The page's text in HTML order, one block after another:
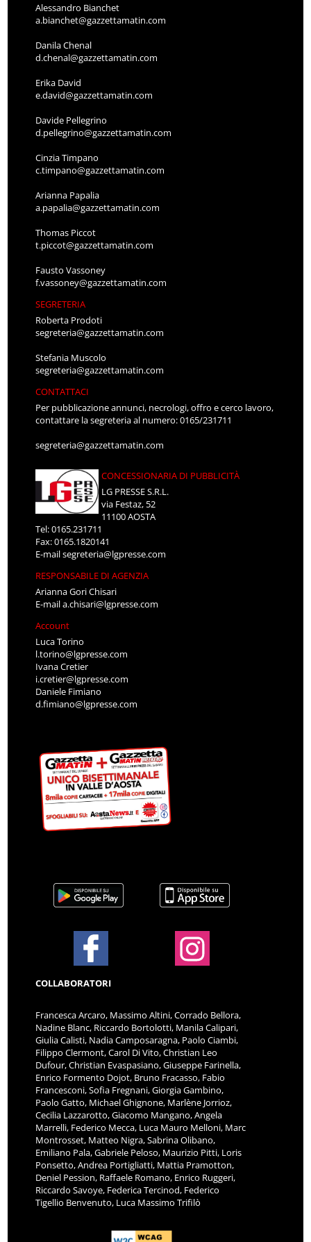
Alessandro Bianchet
a.bianchet@gazzettamatin.com
Danila Chenal
d.chenal@gazzettamatin.com
Erika David
e.david@gazzettamatin.com
Davide Pellegrino
d.pellegrino@gazzettamatin.com
Cinzia Timpano
c.timpano@gazzettamatin.com
Arianna Papalia
a.papalia@gazzettamatin.com
Thomas Piccot
t.piccot@gazzettamatin.com
Fausto Vassoney
f.vassoney@gazzettamatin.com
SEGRETERIA
Roberta Prodoti
segreteria@gazzettamatin.com
Stefania Muscolo
segreteria@gazzettamatin.com
CONTATTACI
Per pubblicazione annunci, necrologi, offro e cerco lavoro,
contattare la segreteria al numero: 0165/231711
segreteria@gazzettamatin.com
CONCESSIONARIA DI PUBBLICITÀ
LG PRESSE S.R.L.
via Festaz, 52
11100 AOSTA
Tel: 0165.231711
Fax: 0165.1820141
E-mailsegreteria@lgpresse.com
RESPONSABILE DI AGENZIA
Arianna Gori Chisari
E-maila.chisari@lgpresse.com
Account
Luca Torino
l.torino@lgpresse.com
Ivana Cretier
i.cretier@lgpresse.com
Daniele Fimiano
d.fimiano@lgpresse.com
COLLABORATORI
Francesca Arcaro, Massimo Altini, Corrado Bellora,
Nadine Blanc, Riccardo Bortolotti, Manila Calipari,
Giulia Calisti, Nadia Camposaragna, Paolo Ciambi,
Filippo Clermont, Carol Di Vito, Christian Leo
Dufour, Christian Evaspasiano, Giuseppe Farinella,
Enrico Formento Dojot, Bruno Fracasso, Fabio
Francesconi, Sofia Fregnani, Giorgia Gambino,
Paolo Gatto, Michael Ghignone, Marlène Jorrioz,
Cecilia Lazzarotto, Giacomo Mangano, Angela
Marrelli, Federico Mecca, Luca Mauro Melloni, Marc
Montrosset, Matteo Nigra, Sabrina Olibano,
Emiliano Pala, Gabriele Peloso, Maurizio Pitti, Loris
Ponsetto, Andrea Portigliatti, Mattia Pramotton,
Deniel Pession, Raffaele Romano, Enrico Ruggeri,
Riccardo Savoye, Federica Tercinod, Federico
Tigellio Benvenuto, Luca Massimo Trifilò